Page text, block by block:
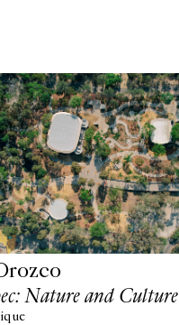
Nature and Culture